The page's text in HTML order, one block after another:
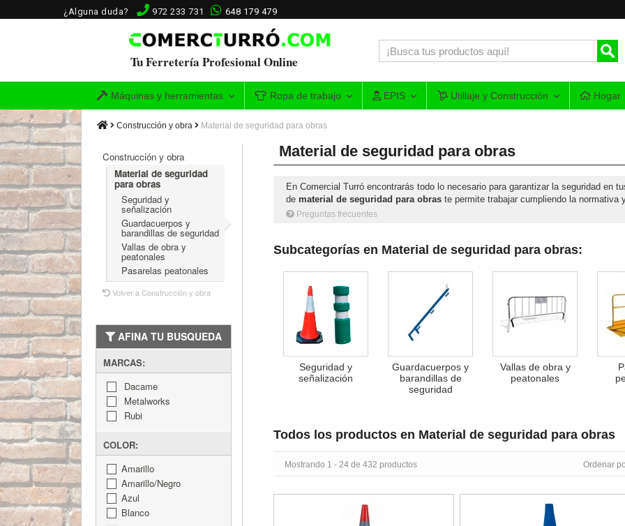
¿Alguna duda? 972 233 731 648 179 479
Tu Ferretería Profesional Online
Máquinas y herramientas Ropa de trabajo EPIS Utillaje y Construcción Hogar
Construcción y obra Material de seguridad para obras
Construcción y obra
Material de seguridad
para obras
Seguridad y
señalización
Guardacuerpos y
barandillas de seguridad
Vallas de obra y
peatonales
Pasarelas peatonales
Volver a Construcción y obra
AFINA TU BUSQUEDA
MARCAS:
Dacame
Metalworks
Rubi
COLOR:
Amarillo
Amarillo/Negro
Azul
Blanco
Material de seguridad para obras
En Comercial Turró encontrarás todo lo necesario para garantizar la seguridad en
de material de seguridad para obras te permite trabajar cumpliendo la normativa
Preguntas frecuentes
Subcategorías en Material de seguridad para obras:
Seguridad y
señalización
Guardacuerpos y
barandillas de
seguridad
Vallas de obra y
peatonales
Todos los productos en Material de seguridad para obras
Mostrando 1 - 24 de 432 productos Ordenar
Cono señalización de 90cm Naranja con banda y goma resistente Reflectante
Cono de señalización Azul de